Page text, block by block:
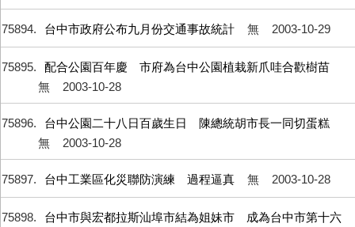
75894 台中市政府公布九月份交通事故統計 無 2003-10-29
75895
配合公園百年慶 市府為台中公園植栽新爪哇合歡樹苗
無
2003-10-28
75896
台中公園二十八日百歲生日 陳總統胡市長一同切蛋糕
無
2003-10-28
75897 台中工業區化災聯防演練 過程逼真 無 2003-10-28
75898
台中市與宏都拉斯汕埠市結為姐妹市 成為台中市第十六